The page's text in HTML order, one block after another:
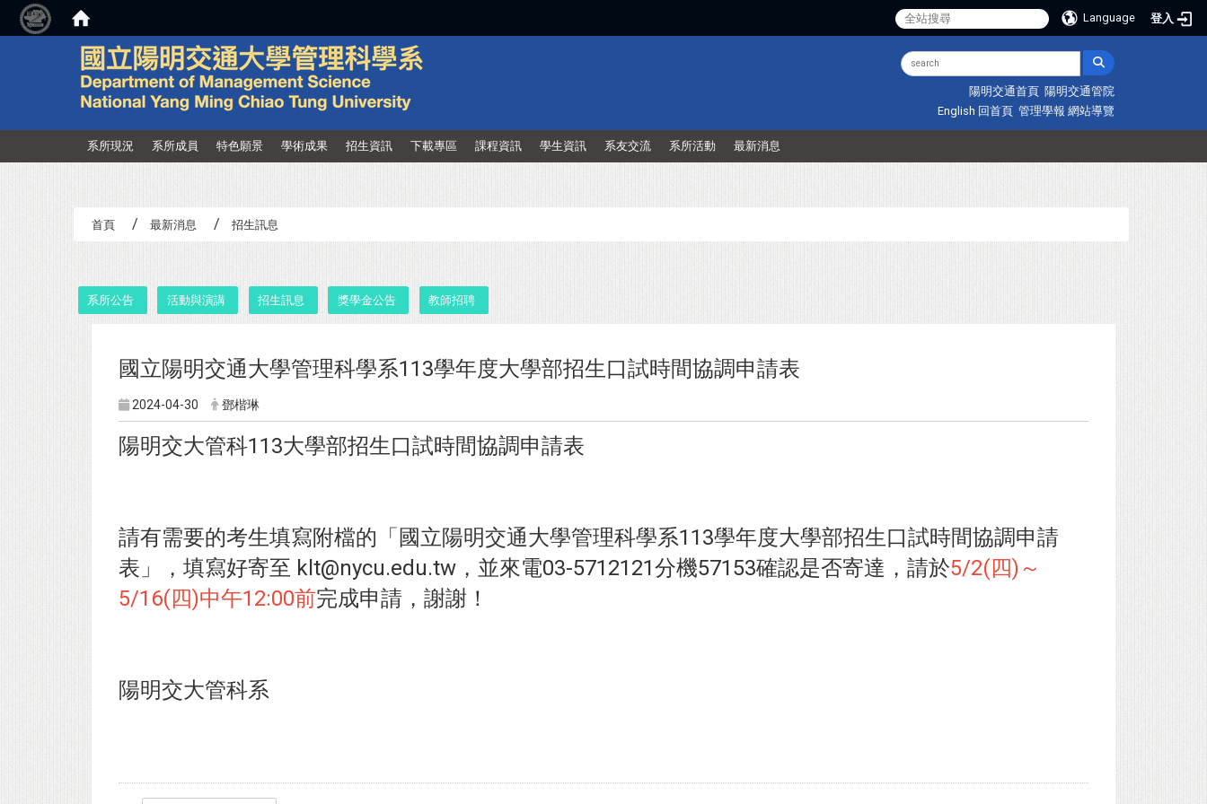
Language 登入
陽明交通首頁 陽明交通管院
English 回首頁 管理學報 網站導覽
系所現況 系所成員 特色願景 學術成果 招生資訊 下載專區 課程資訊 學生資訊 系友交流 系所活動 最新消息
首頁 最新消息 招生訊息
系所公告 活動與演講 招生訊息 獎學金公告 教師招聘
國立陽明交通大學管理科學系113學年度大學部招生口試時間協調申請表
2024-04-30 鄧楷琳
陽明交大管科113大學部招生口試時間協調申請表
請有需要的考生填寫附檔的「國立陽明交通大學管理科學系113學年度大學部招生口試時間協調申請
表」，填寫好寄至 klt@nycu.edu.tw，並來電03-5712121分機57153確認是否寄達，請於5/2(四)～
5/16(四)中午12:00前完成申請，謝謝！
陽明交大管科系